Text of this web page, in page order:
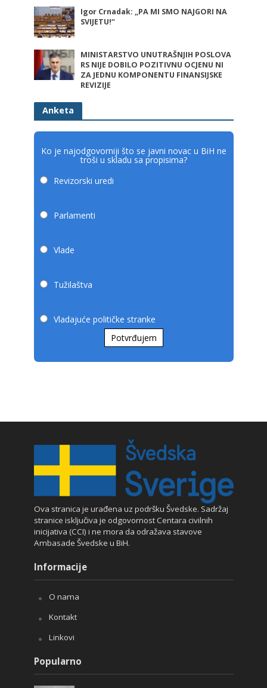
Igor Crnadak: „PA MI SMO NAJGORI NA
SVIJETU!“
MINISTARSTVO UNUTRAŠNJIH POSLOVA
RS NIJE DOBILO POZITIVNU OCJENU NI
ZA JEDNU KOMPONENTU FINANSIJSKE
REVIZIJE
Anketa
Ko je najodgovorniji što se javni novac u BiH ne
troši u skladu sa propisima?
Revizorski uredi
Parlamenti
Vlade
Tužilaštva
Vladajuće političke stranke
Potvrđujem
Ova stranica je urađena uz podršku Švedske. Sadržaj
stranice isključiva je odgovornost Centara civilnih
inicijativa (CCI) i ne mora da odražava stavove
Ambasade Švedske u BiH.
Informacije
O nama
Kontakt
Linkovi
Popularno